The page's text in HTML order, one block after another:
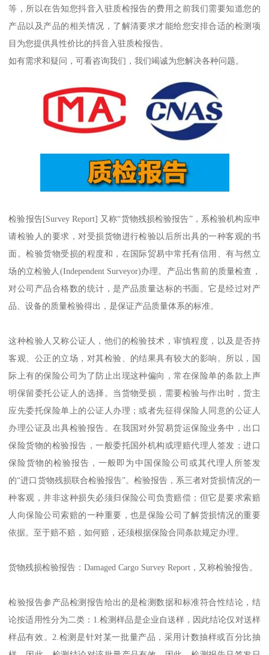
等，所以在告知您抖音入驻质检报告的费用之前我们需要知道您的
产品以及产品的相关情况，了解清要求才能给您安排合适的检测项
目为您提供具性价比的抖音入驻质检报告。
如有需求和疑问，可看咨询我们，我们竭诚为您解决各种问题。
检验报告[Survey Report] 又称“货物残损检验报告”，系检验机构应申
请检验人的要求，对受损货物进行检验以后所出具的一种客观的书
面。检验货物受损的程度和，在国际贸易中常托有信用、有与然立
场的立检验人(Independent Surveyor)办理。产品出售前的质量检查，
对公司产品合格数的统计，是产品质量达标的书面。它是经过对产
品、设备的质量检验得出，是保证产品质量体系的标准。
这种检验人又称公证人，他们的检验技术，审慎程度，以及是否持
客观、公正的立场，对其检验、的结果具有较大的影响。所以，国
际上有的保险公司为了防止出现这种偏向，常在保险单的条款上声
明保留委托公证人的选择。当货物受损，需要检验与作出时，货主
应先委托保险单上的公证人办理；或者先征得保险人同意的公证人
办理公证及出具检验报告。在我国对外贸易货运保险业务中，出口
保险货物的检验报告，一般委托国外机构或理赔代理人签发；进口
保险货物的检验报告，一般即为中国保险公司或其代理人所签发
的“进口货物残损联合检验报告”。检验报告，系三者对货损情况的一
种客观，并非这种损失必须归保险公司负责赔偿；但它是要求索赔
人向保险公司索赔的一种重要，也是保险公司了解货损情况的重要
依据。至于赔不赔，如何赔，还须根据保险合同条款规定办理。
货物残损检验报告：Damaged Cargo Survey Report，又称检验报告。
检验报告参产品检测报告给出的是检测数据和标准符合性结论，结
论按适用性分为二类：1.检测样品是企业自送样，因此结论仅对送样
样品有效。2.检测是针对某一批量产品，采用计数抽样或百分比抽